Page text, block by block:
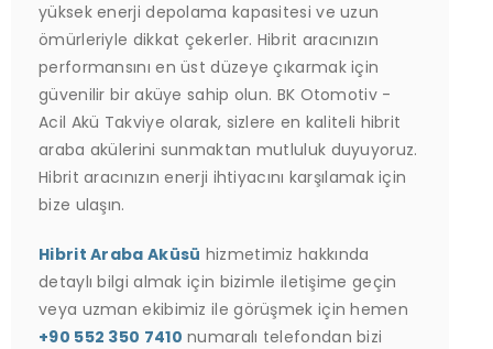
yüksek enerji depolama kapasitesi ve uzun
ömürleriyle dikkat çekerler. Hibrit aracınızın
performansını en üst düzeye çıkarmak için
güvenilir bir aküye sahip olun. BK Otomotiv -
Acil Akü Takviye olarak, sizlere en kaliteli hibrit
araba akülerini sunmaktan mutluluk duyuyoruz.
Hibrit aracınızın enerji ihtiyacını karşılamak için
bize ulaşın.
Hibrit Araba Aküsü hizmetimiz hakkında
detaylı bilgi almak için bizimle iletişime geçin
veya uzman ekibimiz ile görüşmek için hemen
+90 552 350 7410 numaralı telefondan bizi